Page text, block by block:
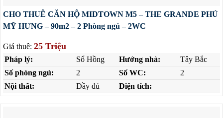
CHO THUÊ CĂN HỘ MIDTOWN M5 – THE GRANDE PHÚ
MỸ HƯNG – 90m2 – 2 Phòng ngủ – 2WC
Giá thuê: 25 Triệu
Pháp lý: Sổ Hồng Hướng nhà:
Tây Bắc
Số phòng ngủ:
2 Số WC:
2
Nội thất:
Đầy đủ Diện tích: